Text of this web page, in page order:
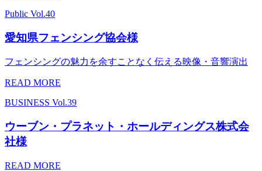
Public Vol.40
愛知県フェンシング協会様
フェンシングの魅力を余すことなく伝える映像・音響演出
READ MORE
BUSINESS Vol.39
ウーブン・プラネット・ホールディングス株式会
社様
READ MORE